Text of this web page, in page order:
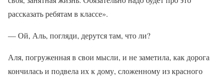
рассказать ребятам в классе».
— Ой, Аль, погляди, дерутся там, что ли?
Аля, погруженная в свои мысли, и не заметила, как дорога
кончилась и подвела их к дому, сложенному из красного